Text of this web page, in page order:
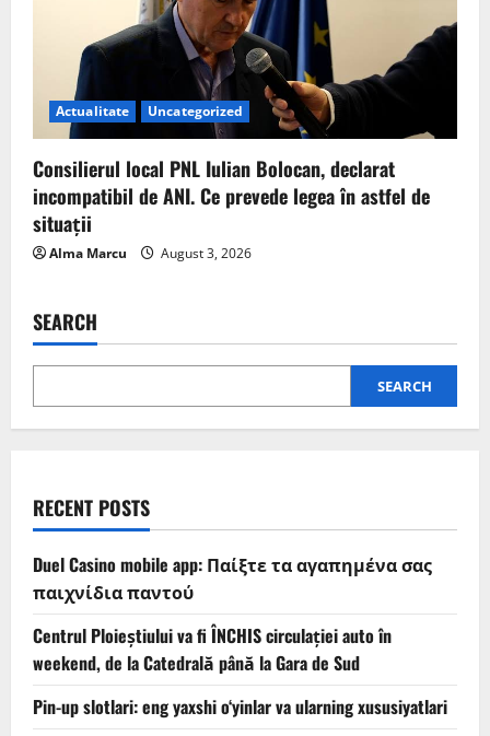
Actualitate Uncategorized
Consilierul local PNL Iulian Bolocan, declarat
incompatibil de ANI. Ce prevede legea în astfel de
situații
Alma Marcu August 3, 2026
SEARCH
SEARCH
RECENT POSTS
Duel Casino mobile app: Παίξτε τα αγαπημένα σας
παιχνίδια παντού
Centrul Ploieștiului va fi ÎNCHIS circulației auto în
weekend, de la Catedrală până la Gara de Sud
Pin-up slotlari: eng yaxshi o‘yinlar va ularning xususiyatlari